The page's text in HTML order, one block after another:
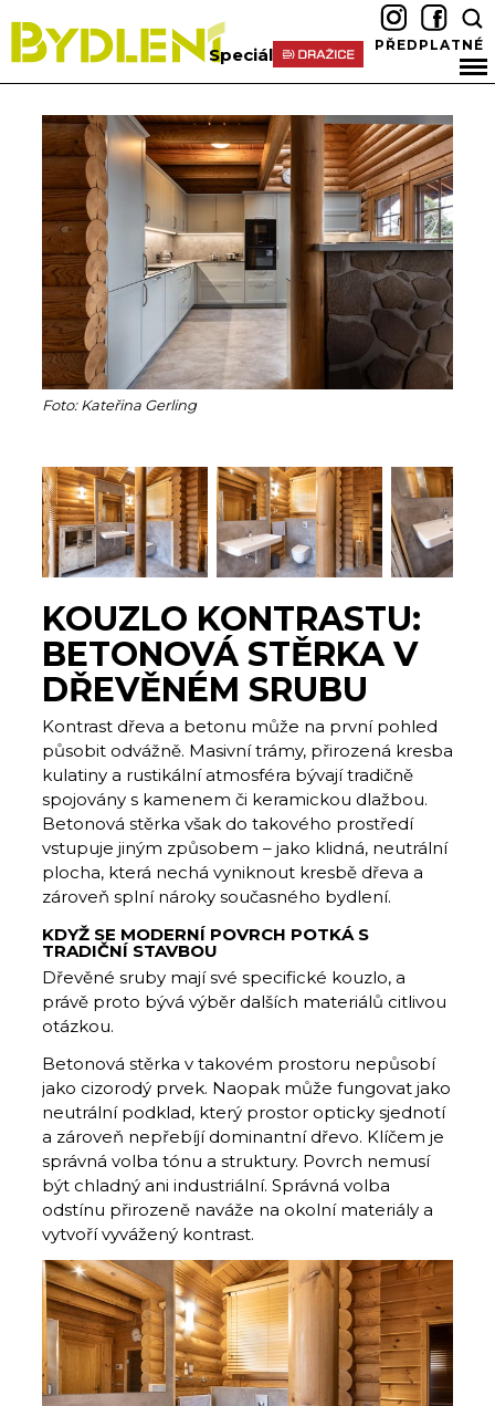
Speciál PŘEDPLATNÉ
Foto: Kateřina Gerling
KOUZLO KONTRASTU:
BETONOVÁ STĚRKA V
DŘEVĚNÉM SRUBU
Kontrast dřeva a betonu může na první pohled
působit odvážně. Masivní trámy, přirozená kresba
kulatiny a rustikální atmosféra bývají tradičně
spojovány s kamenem či keramickou dlažbou.
Betonová stěrka však do takového prostředí
vstupuje jiným způsobem – jako klidná, neutrální
plocha, která nechá vyniknout kresbě dřeva a
zároveň splní nároky současného bydlení.
‍KDYŽ SE MODERNÍ POVRCH POTKÁ S
TRADIČNÍ STAVBOU
Dřevěné sruby mají své specifické kouzlo, a
právě proto bývá výběr dalších materiálů citlivou
otázkou.
Betonová stěrka v takovém prostoru nepůsobí
jako cizorodý prvek. Naopak může fungovat jako
neutrální podklad, který prostor opticky sjednotí
a zároveň nepřebíjí dominantní dřevo. Klíčem je
správná volba tónu a struktury. Povrch nemusí
být chladný ani industriální. Správná volba
odstínu přirozeně naváže na okolní materiály a
vytvoří vyvážený kontrast.